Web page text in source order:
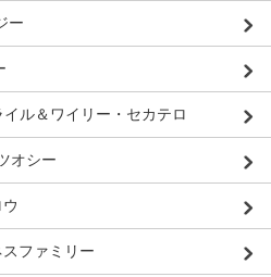
ー
イル＆ワイリー・セカテロ
オシー
ファミリー